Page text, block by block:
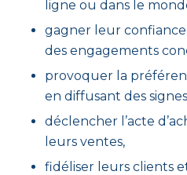
ligne ou dans le
gagner leur
des engagements
provoquer la
en diffusant des
déclencher l’acte
leurs ventes,
fidéliser leurs clients